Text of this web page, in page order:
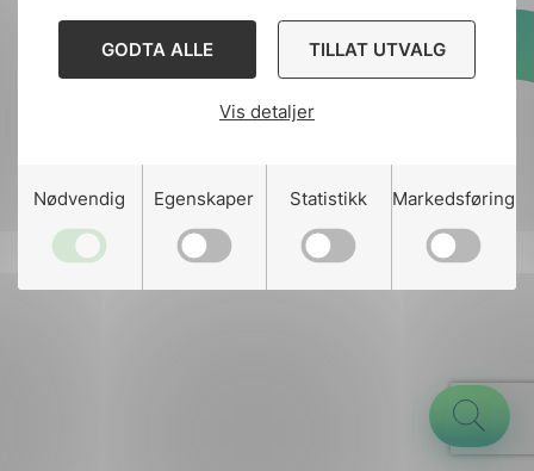
GODTA ALLE TILLAT UTVALG
Vis detaljer
Nødvendig Egenskaper Statistikk Markedsføring
Designed and developed